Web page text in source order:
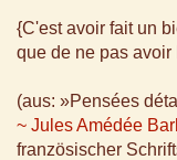
{C'est avoir fait un
que de ne pas
(aus: »Pensées
~ Jules Amédée
französischer